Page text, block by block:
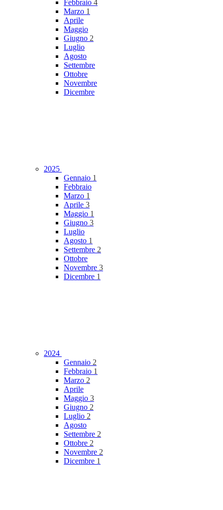
Febbraio 4
Marzo 1
Aprile
Maggio
Giugno 2
Luglio
Agosto
Settembre
Ottobre
Novembre
Dicembre
2025
Gennaio 1
Febbraio
Marzo 1
Aprile 3
Maggio 1
Giugno 3
Luglio
Agosto 1
Settembre 2
Ottobre
Novembre 3
Dicembre 1
2024
Gennaio 2
Febbraio 1
Marzo 2
Aprile
Maggio 3
Giugno 2
Luglio 2
Agosto
Settembre 2
Ottobre 2
Novembre 2
Dicembre 1